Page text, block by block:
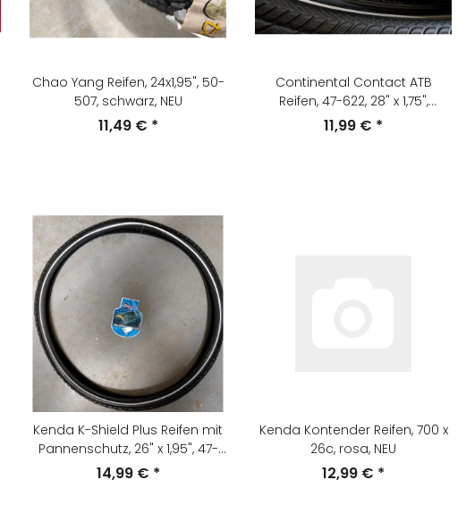
Chao Yang Reifen, 24x1,95", 50-
507, schwarz, NEU
11,49 € *
Continental Contact ATB
Reifen, 47-622, 28" x 1,75",
schwarz, NEU
11,99 € *
Kenda K-Shield Plus Reifen mit
Pannenschutz, 26" x 1,95", 47-
559, schwarz, NEU
14,99 € *
Kenda Kontender Reifen, 700 x
26c, rosa, NEU
12,99 € *